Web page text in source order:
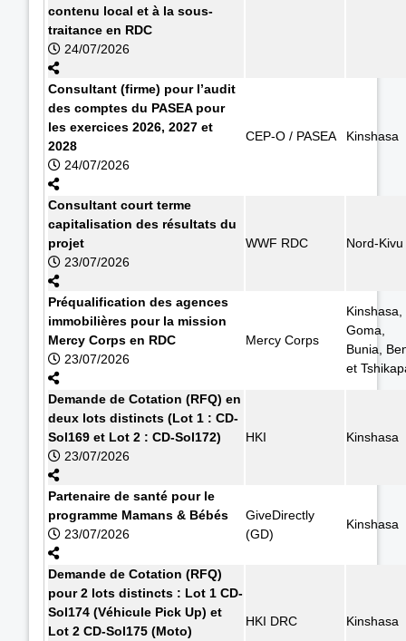
contenu local et à la sous-
traitance en RDC
24/07/2026
Consultant (firme) pour l’audit
des comptes du PASEA pour
les exercices 2026, 2027 et
2028
24/07/2026
CEP-O / PASEA Kinshasa
Consultant court terme
capitalisation des résultats du
projet
23/07/2026
WWF RDC Nord-Kivu
Préqualification des agences
immobilières pour la mission
Mercy Corps en RDC
23/07/2026
Mercy Corps
Kinshasa,
Goma,
Bunia,
et
Demande de Cotation (RFQ) en
deux lots distincts (Lot 1 : CD-
Sol169 et Lot 2 : CD-Sol172)
23/07/2026
HKI Kinshasa
Partenaire de santé pour le
programme Mamans & Bébés
23/07/2026
GiveDirectly
(GD)
Kinshasa
Demande de Cotation (RFQ)
pour 2 lots distincts : Lot 1 CD-
Sol174 (Véhicule Pick Up) et
Lot 2 CD-Sol175 (Moto)
HKI DRC Kinshasa